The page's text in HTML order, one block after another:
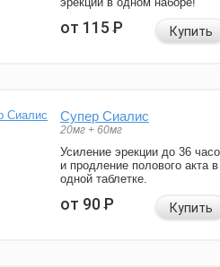
от 115Р Купить
Супер Сиалис
20мг + 60мг
Усиление эрекции до 36
и продление полового акта в
одной таблетке.
от 90Р Купить